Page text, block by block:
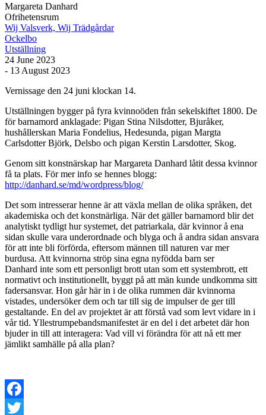
Margareta Danhard
Ofrihetensrum
Wij Valsverk, Wij Trädgårdar
Ockelbo
Utställning
24 June 2023
- 13 August 2023
Vernissage den 24 juni klockan 14.
Utställningen bygger på fyra kvinnoöden från sekelskiftet 1800. De
för barnamord anklagade: Pigan Stina Nilsdotter, Bjuråker,
hushållerskan Maria Fondelius, Hedesunda, pigan Margta
Carlsdotter Björk, Delsbo och pigan Kerstin Larsdotter, Skog.
Genom sitt konstnärskap har Margareta Danhard låtit dessa kvinnor
få ta plats. För mer info se hennes blogg:
http://danhard.se/md/wordpress/blog/
Det som intresserar henne är att växla mellan de olika språken, det
akademiska och det konstnärliga. När det gäller barnamord blir det
analytiskt tydligt hur systemet, det patriarkala, där kvinnor å ena
sidan skulle vara underordnade och blyga och å andra sidan ansvara
för att inte bli förförda, eftersom männen till naturen var mer
burdusa. Att kvinnorna ströp sina egna nyfödda barn ser
Danhard inte som ett personligt brott utan som ett systembrott, ett
normativt och institutionellt, byggt på att män kunde undkomma sitt
fadersansvar. Hon går här in i de olika rummen där kvinnorna
vistades, undersöker dem och tar till sig de impulser de ger till
gestaltande. En del av projektet är att förstå vad som levt vidare in i
vår tid. Yllestrumpebandsmanifestet är en del i det arbetet där hon
bjuder in till att interagera: Vad vill vi förändra för att nå ett mer
jämlikt samhälle på alla plan?
Facebook